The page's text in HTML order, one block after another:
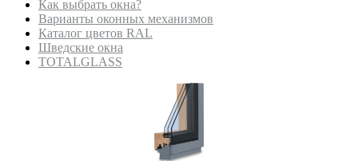
Как выбрать окна?
Варианты оконных механизмов
Каталог цветов RAL
Шведские окна
TOTALGLASS